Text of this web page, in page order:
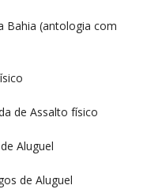
Bahia (antologia com
de Assalto físico
Aluguel
de Aluguel